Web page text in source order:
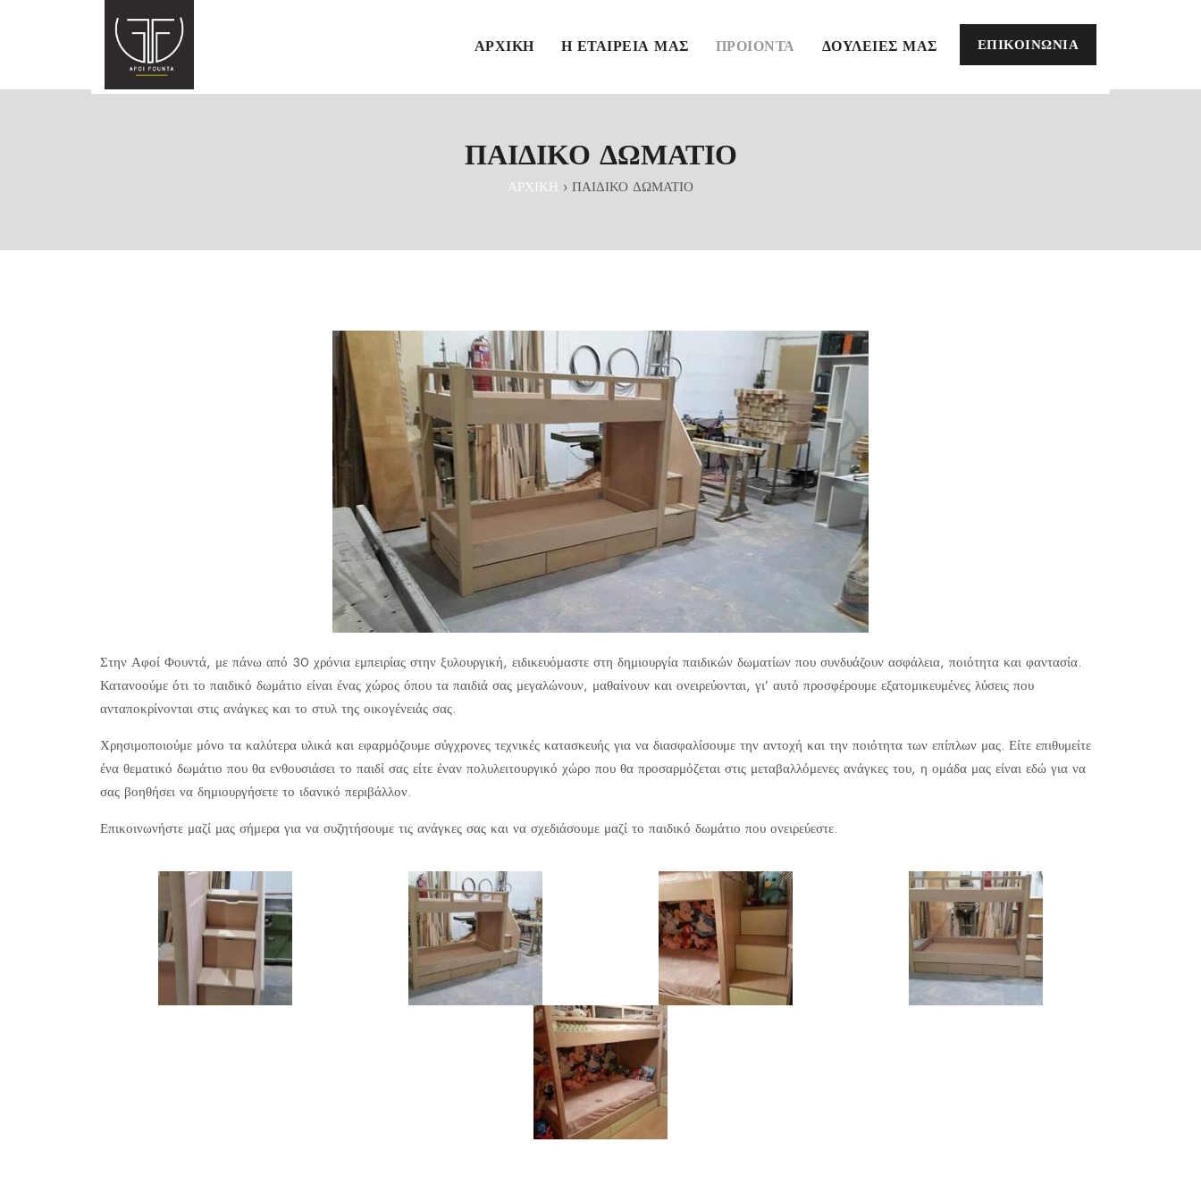
ΑΡΧΙΚΗ Η ΕΤΑΙΡΕΙΑ ΜΑΣ ΠΡΟΙΟΝΤΑ ΔΟΥΛΕΙΕΣ ΜΑΣ ΕΠΙΚΟΙΝΩΝΙΑ
ΠΑΙΔΙΚΟ ΔΩΜΑΤΙΟ
ΑΡΧΙΚΗ › ΠΑΙΔΙΚΟ ΔΩΜΑΤΙΟ
Στην Αφοί Φουντά, με πάνω από 30 χρόνια εμπειρίας στην ξυλουργική, ειδικευόμαστε στη δημιουργία παιδικών δωματίων που συνδυάζουν ασφάλεια, ποιότητα και φαντασία.
Κατανοούμε ότι το παιδικό δωμάτιο είναι ένας χώρος όπου τα παιδιά σας μεγαλώνουν, μαθαίνουν και ονειρεύονται, γι’ αυτό προσφέρουμε εξατομικευμένες λύσεις που
ανταποκρίνονται στις ανάγκες και το στυλ της οικογένειάς σας.
Χρησιμοποιούμε μόνο τα καλύτερα υλικά και εφαρμόζουμε σύγχρονες τεχνικές κατασκευής για να διασφαλίσουμε την αντοχή και την ποιότητα των επίπλων μας. Είτε επιθυμείτε
ένα θεματικό δωμάτιο που θα ενθουσιάσει το παιδί σας είτε έναν πολυλειτουργικό χώρο που θα προσαρμόζεται στις μεταβαλλόμενες ανάγκες του, η ομάδα μας είναι εδώ για να
σας βοηθήσει να δημιουργήσετε το ιδανικό περιβάλλον.
Επικοινωνήστε μαζί μας σήμερα για να συζητήσουμε τις ανάγκες σας και να σχεδιάσουμε μαζί το παιδικό δωμάτιο που ονειρεύεστε.